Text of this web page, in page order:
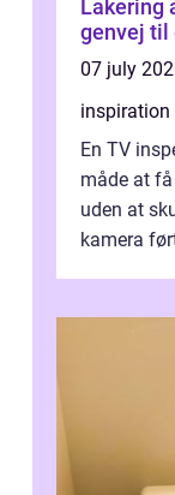
Lakering
genvej til
07 july
inspiration
En TV
måde at
uden at
kamera